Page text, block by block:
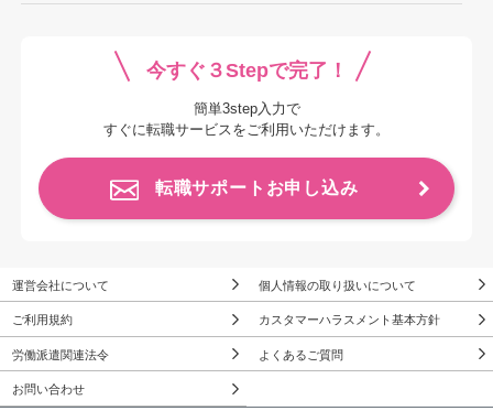
今すぐ３Stepで完了！
簡単3step入力で
すぐに転職サービスをご利用いただけます。
転職サポートお申し込み
運営会社について 個人情報の取り扱いについて
ご利用規約 カスタマーハラスメント基本方針
労働派遣関連法令 よくあるご質問
お問い合わせ